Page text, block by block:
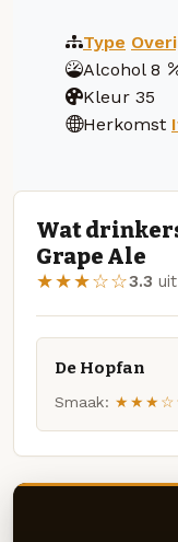
Type
Alcohol 8
Kleur 35
Herkomst
Wat
Grape Ale
★★★☆☆3.3
De Hopfan
Smaak: